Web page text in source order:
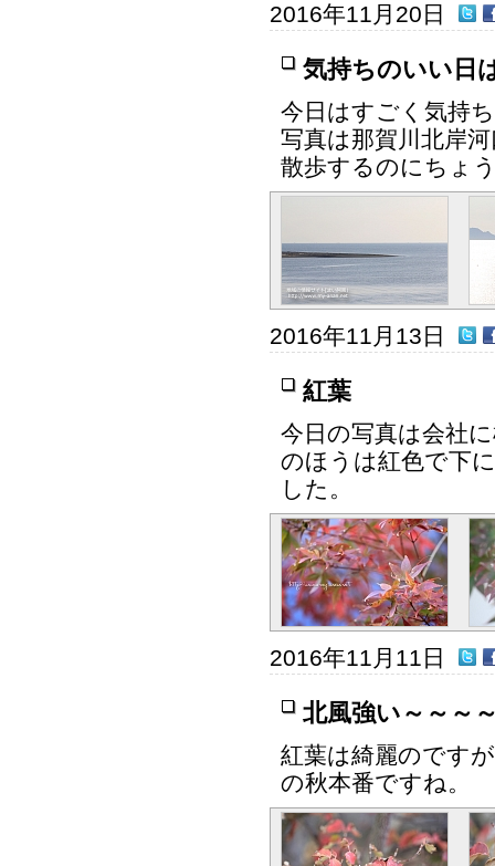
2016年11月20日
気持ちのいい日
今日はすごく気持
写真は那賀川北岸
散歩するのにちょ
2016年11月13日
紅葉
今日の写真は会社
のほうは紅色で下
した。
2016年11月11日
北風強い～～～
紅葉は綺麗のです
の秋本番ですね。